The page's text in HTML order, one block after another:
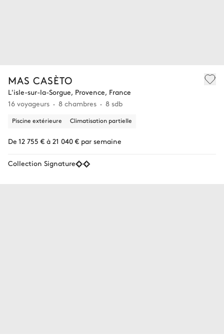
MAS CASÈTO
L'isle-sur-la-Sorgue, Provence, France
16 voyageurs
8 chambres 8 sdb
Piscine extérieure Climatisation partielle
De 12 755 € à 21 040 € par semaine
Collection Signature